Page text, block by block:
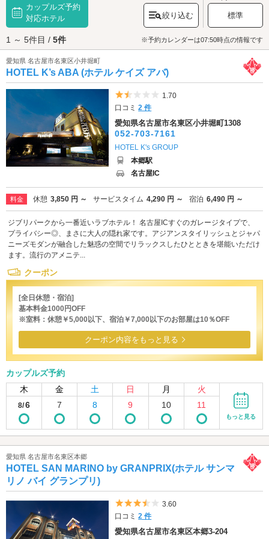
園です。レクリエーション施設も充実しており、様々なアクティビティを
楽しむことができます。桜やアジサイなど、四季折々の花々を楽しめるこ
の公園は、何度行っても違った楽しみ方ができますよ。「 猪高緑地」より
20分ほど歩くと、可愛らしい御朱印が有名な「貴船神社」があります。ぜ
ひ御朱印をもらいにいってみましょう。名東区のラブホテルは、プライバ
シーが守られるワンガレージタイプのホテル、最新VOD完備のホテル、ジ
ェット・バブルバス完備のホテルなどがあります♪名古屋市名東区でラブホ
テルをお探しの際は、クーポン・事前予約でお得に利用ができる『カップ
ルズ』におまかせください。
カップルズ予約
対応ホテル
絞り込む 標準
1 ～ 5件目 / 5件 ※予約カレンダーは07:50時点の情報です
愛知県 名古屋市名東区小井堀町
HOTEL K’s ABA (ホテル ケイズ アバ)
5つ星のうち1.5
1.70
口コミ2 件
愛知県名古屋市名東区小井堀町1308
052-703-7161
HOTEL K's GROUP
本郷駅
名古屋IC
料金 休憩 3,850 円 ～ サービスタイム 4,290 円 ～ 宿泊 6,490 円 ～
ジブリパークから一番近いラブホテル！ 名古屋ICすぐのガレージタイプで、
プライバシー◎、まさに大人の隠れ家です。アジアンスタイリッシュとジャパ
ニーズモダンが融合した魅惑の空間でリラックスしたひとときを堪能いただけ
ます。流行のアメニテ...
クーポン
[全日休憩・宿泊]
基本料金1000円OFF
※室料：休憩￥5,000以下、宿泊￥7,000以下のお部屋は10％OFF
クーポン内容をもっと見る
カップルズ予約
木
金 土 日 月 火
8/6 7 8 9 10 11
もっと見る
愛知県 名古屋市名東区本郷
HOTEL SAN MARINO by GRANPRIX(ホテル サンマ
リノ バイ グランプリ)
5つ星のうち3.5
3.60
口コミ2 件
愛知県名古屋市名東区本郷3-204